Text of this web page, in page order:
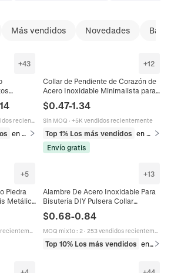
Más vendidos Novedades
+43
De
+39K vendidos recientemente
en Componentes para joyería
+12
Collar de Pendiente de Corazón de
Acero Inoxidable Minimalista para
Mujeres Hombres Textura Metálica
Galvanizada Joyería Diaria Regalo
$0.47-1.34
Sin MOQ · +5K vendidos recientemente
Top 1% Los más vendidos
en Collares
Envío gratis
+5
Piedra
Metálico
DIY
189 vendidos recientemente
+13
Alambre De Acero Inoxidable Para
Bisutería DIY Pulsera Collar
Manualidades Hilo Metálico
Galvanizado En Carrete Accesorios
Joyería
$0.68-0.84
MOQ mixto: 2· 253 vendidos recientemente
Top 10% Los más vendidos en Alambre y cordón